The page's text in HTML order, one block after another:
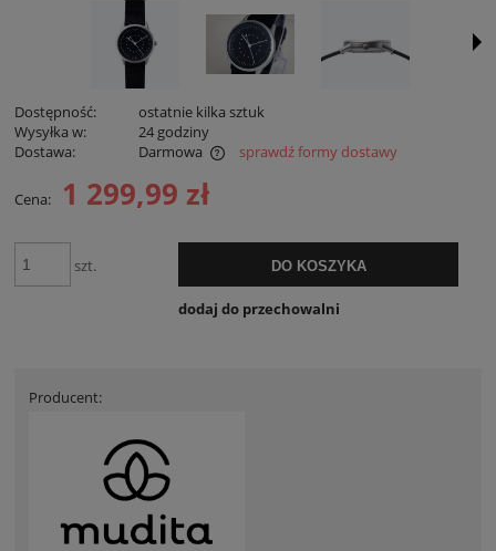
Dostępność:
ostatnie kilka sztuk
Wysyłka w:
24 godziny
Dostawa:
Darmowa
sprawdź formy dostawy
Cena: 1 299,99 zł
szt. DO KOSZYKA
dodaj do przechowalni
Producent: